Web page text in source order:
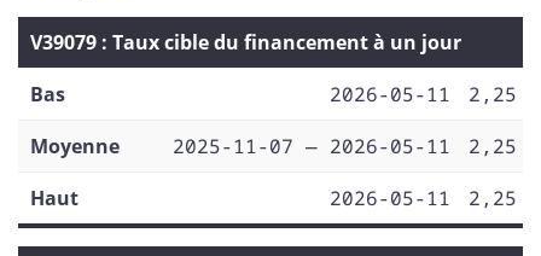
V39079 : Taux cible du financement à un jour
Bas
2026-05-11
2,25
Moyenne
2025-11-07 — 2026-05-11
2,25
Haut
2026-05-11 2,25